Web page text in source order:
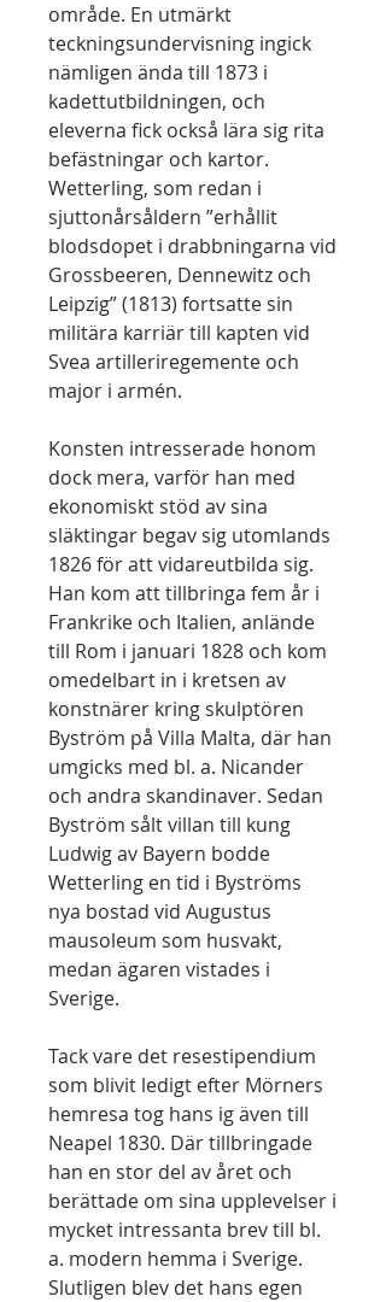
område. En utmärkt
teckningsundervisning ingick
nämligen ända till 1873 i
kadettutbildningen, och
eleverna fick också lära sig rita
befästningar och kartor.
Wetterling, som redan i
sjuttonårsåldern ”erhållit
blodsdopet i drabbningarna vid
Grossbeeren, Dennewitz och
Leipzig” (1813) fortsatte sin
militära karriär till kapten vid
Svea artilleriregemente och
major i armén.
Konsten intresserade honom
dock mera, varför han med
ekonomiskt stöd av sina
släktingar begav sig utomlands
1826 för att vidareutbilda sig.
Han kom att tillbringa fem år i
Frankrike och Italien, anlände
till Rom i januari 1828 och kom
omedelbart in i kretsen av
konstnärer kring skulptören
Byström på Villa Malta, där han
umgicks med bl. a. Nicander
och andra skandinaver. Sedan
Byström sålt villan till kung
Ludwig av Bayern bodde
Wetterling en tid i Byströms
nya bostad vid Augustus
mausoleum som husvakt,
medan ägaren vistades i
Sverige.
Tack vare det resestipendium
som blivit ledigt efter Mörners
hemresa tog hans ig även till
Neapel 1830. Där tillbringade
han en stor del av året och
berättade om sina upplevelser i
mycket intressanta brev till bl.
a. modern hemma i Sverige.
Slutligen blev det hans egen